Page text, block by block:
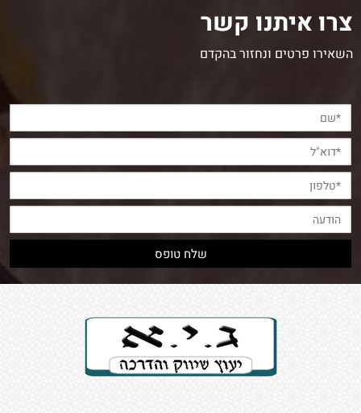
צרו איתנו קשר
השאירו פרטים ונחזור בהקדם